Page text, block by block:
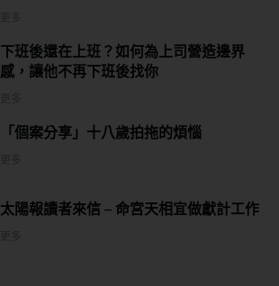
下班後還在上班？如何為上司營造邊界
感，讓他不再下班後找你
「個案分享」十八歲拍拖的煩惱
太陽報讀者來信 – 命宮天相宜做獻計工作